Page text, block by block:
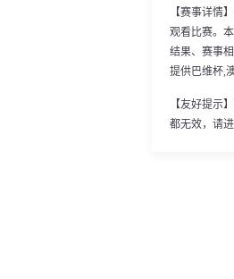
【赛事详情
观看比赛。
结果、赛事
提供巴维杯,
【友好提示
都无效，请